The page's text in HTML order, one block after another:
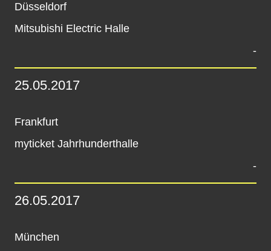
Düsseldorf
Mitsubishi Electric Halle
-
25.05.2017
Frankfurt
myticket Jahrhunderthalle
-
26.05.2017
München